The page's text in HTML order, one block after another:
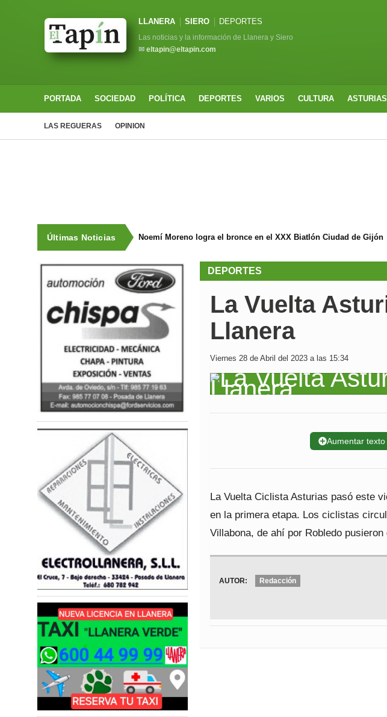
LLANERA SIERO DEPORTES
Las noticias y la información de Llanera y Siero
✉ eltapin@eltapin.com
PORTADA SOCIEDAD POLÍTICA DEPORTES VARIOS CULTURA ASTURIAS
LAS REGUERAS OPINION
Últimas Noticias Noemí Moreno logra el bronce en el XXX Biatlón Ciudad de Gijón
DEPORTES
La Vuelta
Llanera
Viernes 28 de Abril del 2023 a las 15:34
➕Aumentar texto
La Vuelta Ciclista Asturias pasó este
en la primera etapa. Los ciclistas
Villabona, de ahí por Robledo
AUTOR: Redacción